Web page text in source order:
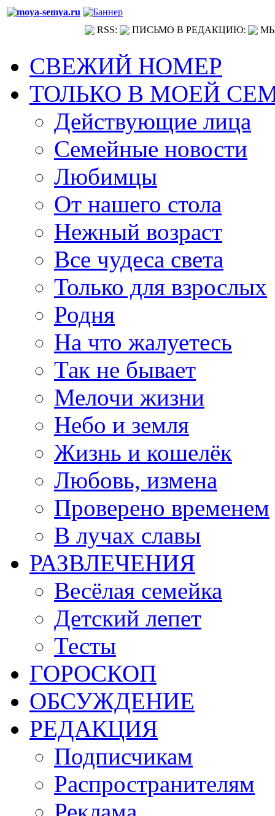
RSS: ПИСЬМО В РЕДАКЦИЮ:
СВЕЖИЙ НОМЕР
ТОЛЬКО В МОЕЙ
Действующие лица
Семейные новости
Любимцы
От нашего стола
Нежный возраст
Все чудеса света
Только для взрослых
Родня
На что жалуетесь
Так не бывает
Мелочи жизни
Небо и земля
Жизнь и кошелёк
Любовь, измена
Проверено временем
В лучах славы
РАЗВЛЕЧЕНИЯ
Весёлая семейка
Детский лепет
Тесты
ГОРОСКОП
ОБСУЖДЕНИЕ
РЕДАКЦИЯ
Подписчикам
Распространителям